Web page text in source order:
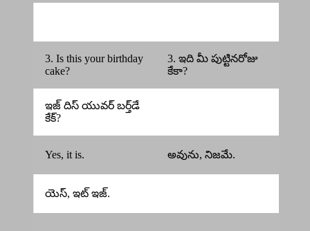
3. Is this your birthday
cake?
3. ఇది మీ పుట్టినరోజు
కేకా?
ఇజ్ దిస్ యువర్ బర్త్‌డే
కేక్?
Yes, it is. అవును, నిజమే.
యెస్, ఇట్ ఇజ్.